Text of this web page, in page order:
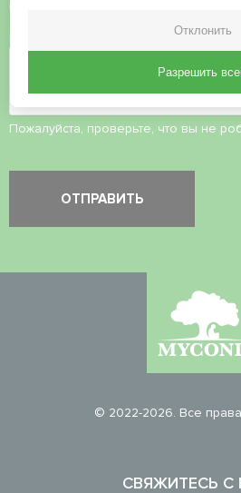
Пожалуйста, проверьте, что вы не
© 2022-2026. Все
СВЯЖИТЕСЬ С
Отклонить
Разрешить